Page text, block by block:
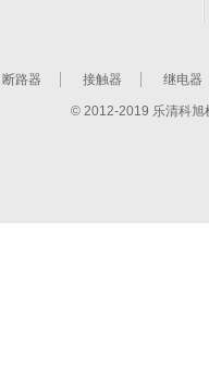
断路器 接触器 继电器
© 2012-2019 乐清科旭